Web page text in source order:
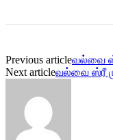
Previous articleவல்வை
Next articleவல்வை ஸ்ரீ